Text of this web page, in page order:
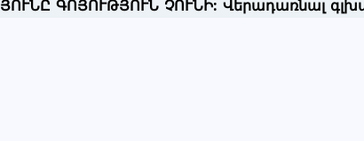
ԳՈՅՈՒԹՅՈՒՆ ՉՈՒՆԻ: Վերադառնալ